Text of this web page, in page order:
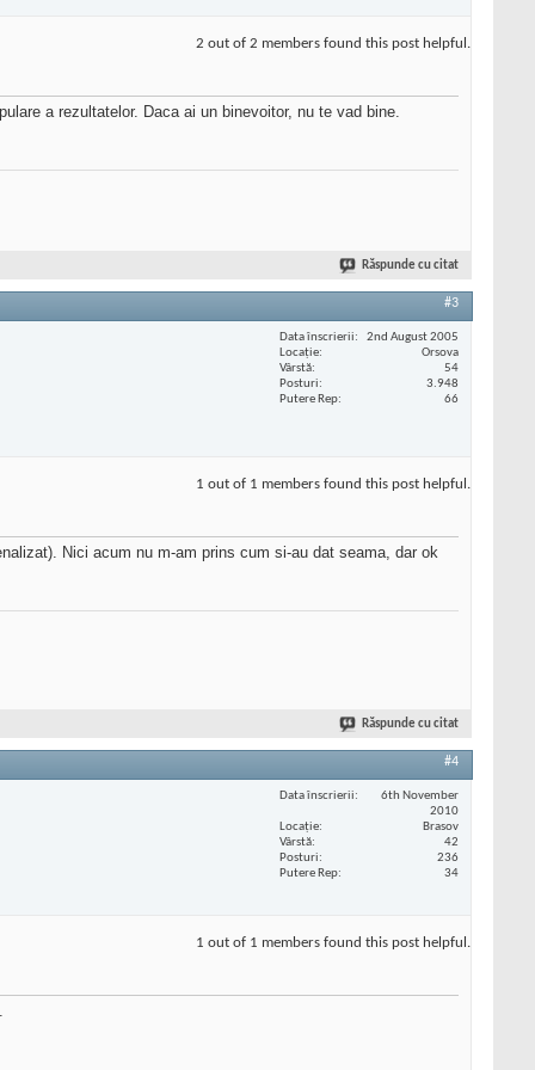
2 out of 2 members found this post helpful.
a rezultatelor. Daca ai un binevoitor, nu te vad bine.
Răspunde cu citat
#3
Data înscrierii
2nd August 2005
Locaţie
Orsova
Vârstă
54
Posturi
3.948
Putere Rep
66
1 out of 1 members found this post helpful.
Nici acum nu m-am prins cum si-au dat seama, dar ok
Răspunde cu citat
#4
Data înscrierii
6th November
2010
Locaţie
Brasov
Vârstă
42
Posturi
236
Putere Rep
34
1 out of 1 members found this post helpful.